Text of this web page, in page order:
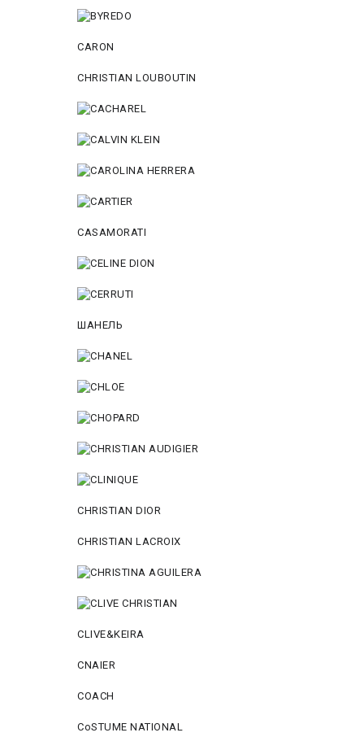
CARON
CHRISTIAN LOUBOUTIN
CASAMORATI
ШАНЕЛЬ
CHRISTIAN DIOR
CHRISTIAN LACROIX
CLIVE&KEIRA
CNAIER
COACH
CoSTUME NATIONAL